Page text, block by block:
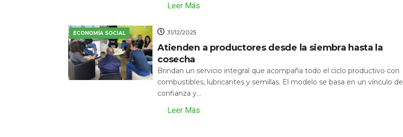
Leer Más
ECONOMÍA SOCIAL 31/12/2025
Atienden a productores desde la siembra hasta la
cosecha
Brindan un servicio integral que acompaña todo el ciclo productivo con
combustibles, lubricantes y semillas. El modelo se basa en un vínculo de
confianza y...
Leer Más